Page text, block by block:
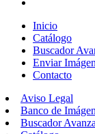
Inicio
Catálogo
Buscador
Enviar
Contacto
Aviso Legal
Banco de
Buscador